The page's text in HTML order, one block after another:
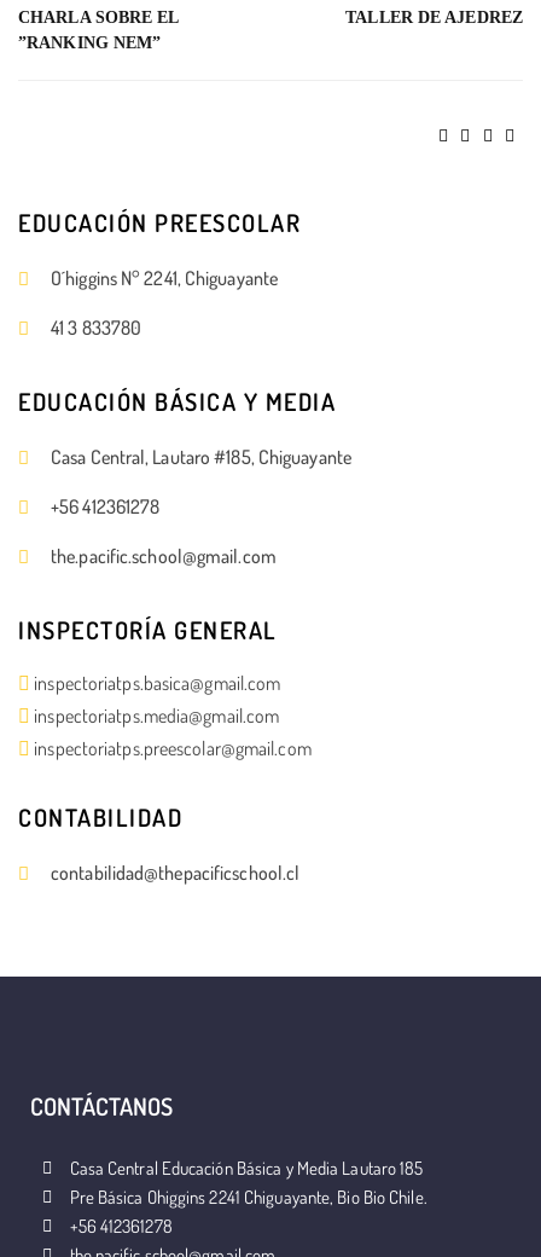
CHARLA SOBRE EL
”RANKING NEM”
TALLER DE AJEDREZ
EDUCACIÓN PREESCOLAR
O´higgins N° 2241, Chiguayante
41 3 833780
EDUCACIÓN BÁSICA Y MEDIA
Casa Central, Lautaro #185, Chiguayante
+56 412361278
the.pacific.school@gmail.com
INSPECTORÍA GENERAL
inspectoriatps.basica@gmail.com
inspectoriatps.media@gmail.com
inspectoriatps.preescolar@gmail.com
CONTABILIDAD
contabilidad@thepacificschool.cl
CONTÁCTANOS
Casa Central Educación Básica y Media Lautaro 185
Pre Básica Ohiggins 2241 Chiguayante, Bio Bio Chile.
+56 412361278